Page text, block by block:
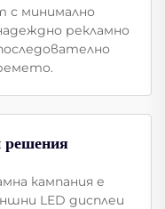
с минимално
рекламно
решения
кампания е
LED дисплеи